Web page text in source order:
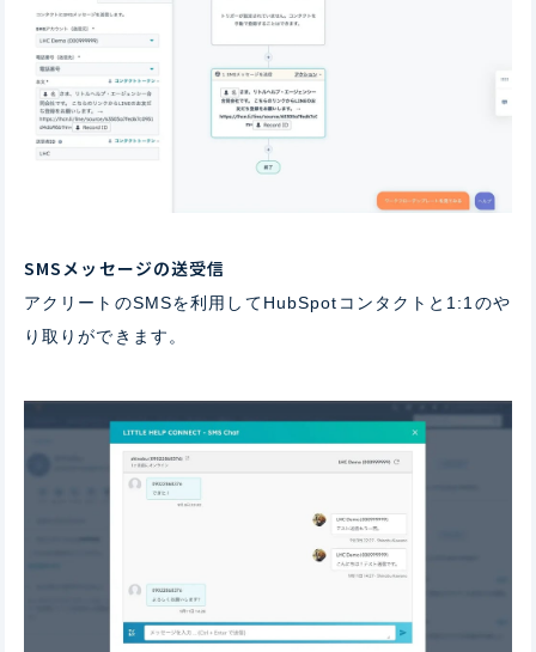
SMSメッセージの送受信
アクリートのSMSを利用してHubSpotコンタクトと1:1のや
り取りができます。